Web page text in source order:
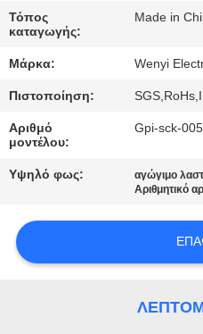
ΕΛΆΤΕ
ΣΕ
ΕΠΑΦΉ
ΖΗΤΉΣΤΕ
ΑΠΌΣΠΑΣΜΑ
Τόπος
καταγωγής:
Made in
Μάρκα: Wenyi
Πιστοποίηση:
Αριθμό
μοντέλου:
Gpi-sck-005
Υψηλό φως: αγώγιμο
Αριθμητικό